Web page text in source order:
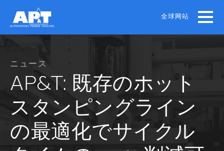
main
全球网站
ニュース
AP&T: 既存のホット
スタンピングライン
の最適化でサイクル